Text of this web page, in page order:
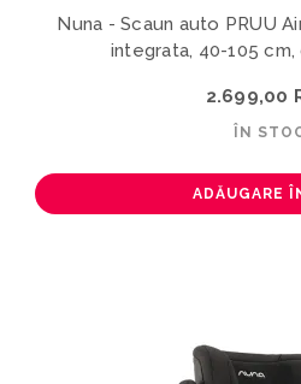
Nuna - Scaun auto PRUU
integrata, 40-105
2.699,00
ÎN
ADĂUGARE